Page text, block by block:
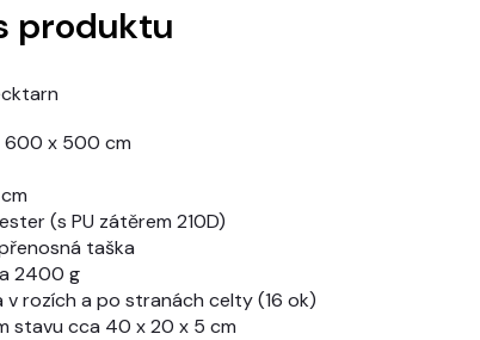
produktu
600 x 500 cm
(s PU zátěrem 210D)
taška
2400 g
v rozích a po stranách celty (16 ok)
stavu cca 40 x 20 x 5 cm